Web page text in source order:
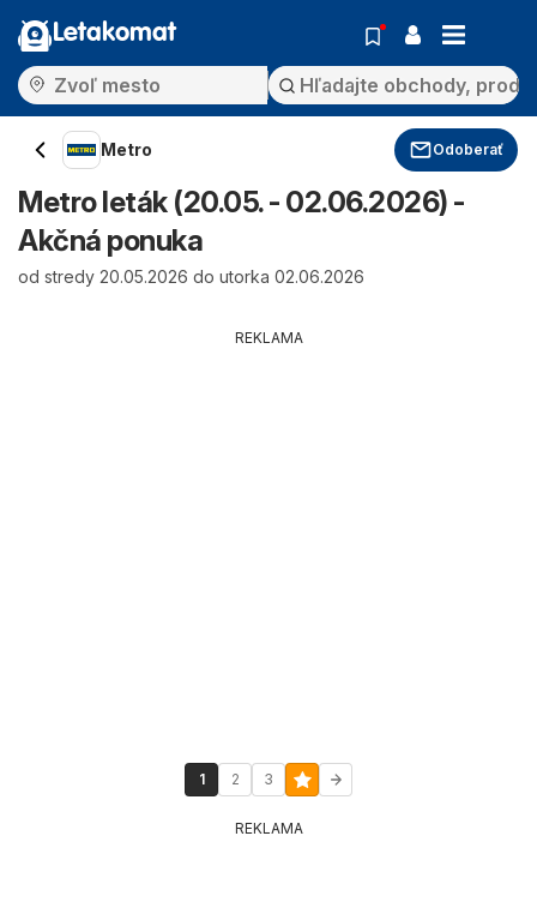
Letakomat
Metro Odoberať
Metro leták (20.05. - 02.06.2026) -
Akčná ponuka
od stredy 20.05.2026 do utorka 02.06.2026
REKLAMA
1 2 3
REKLAMA